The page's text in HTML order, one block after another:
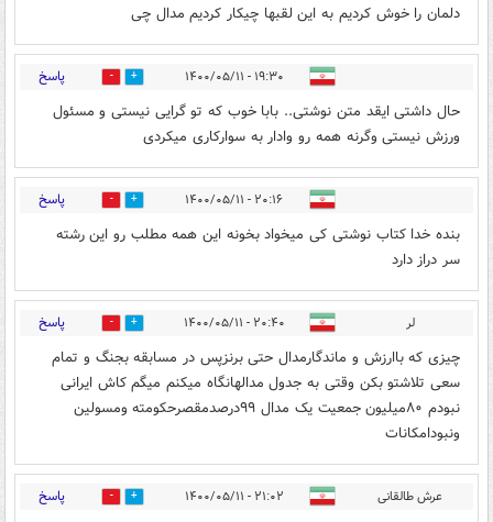
دلمان را خوش کردیم به این لقبها چیکار کردیم مدال چی
۱۹:۳۰ - ۱۴۰۰/۰۵/۱۱ 0 پاسخ
حال داشتی ایقد متن نوشتی.. بابا خوب که تو گرایی نیستی و مسئول
ورزش نیستی وگرنه همه رو وادار به سوارکاری میکردی
۲۰:۱۶ - ۱۴۰۰/۰۵/۱۱ 1 پاسخ
بنده خدا کتاب نوشتی کی میخواد بخونه این همه مطلب رو این رشته
سر دراز دارد
لر ۲۰:۴۰ - ۱۴۰۰/۰۵/۱۱ 1 پاسخ
چیزی که باارزش و ماندگارمدال حتی برنزپس در مسابقه بجنگ و تمام
سعی تلاشتو بکن وقتی به جدول مدالهانگاه میکنم میگم کاش ایرانی
نبودم ۸۰میلیون جمعیت یک مدال ۹۹درصدمقصرحکومته ومسولین
ونبودامکانات
عرش طالقانی ۲۱:۰۲ - ۱۴۰۰/۰۵/۱۱ 2 پاسخ